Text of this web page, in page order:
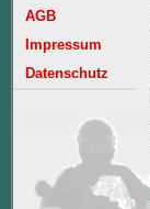
AGB
Impressum
Datenschutz